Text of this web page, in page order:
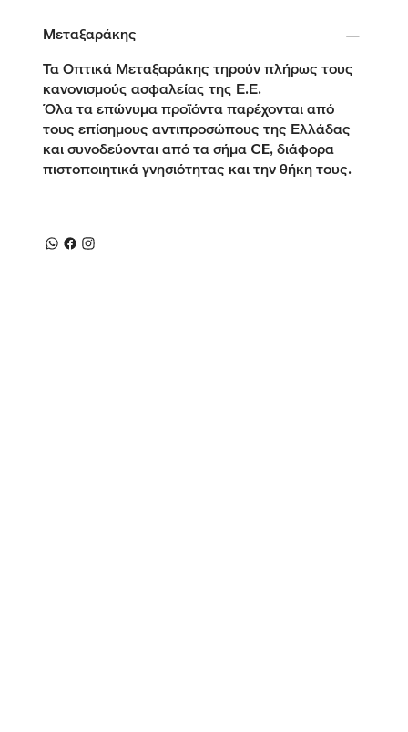
Μεταξαράκης
Τα Οπτικά Μεταξαράκης τηρούν πλήρως τους
κανονισμούς ασφαλείας της Ε.Ε.
Όλα τα επώνυμα προϊόντα παρέχονται από
τους επίσημους αντιπροσώπους της Ελλάδας
και συνοδεύονται από τα σήμα CE, διάφορα
πιστοποιητικά γνησιότητας και την θήκη τους.